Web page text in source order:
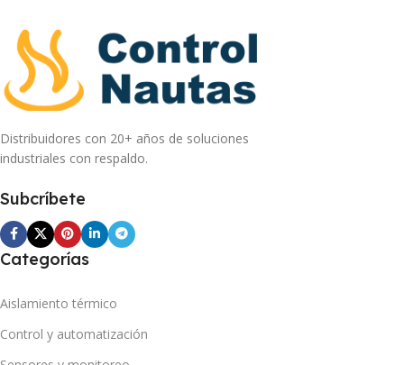
Distribuidores con 20+ años de soluciones
industriales con respaldo.
Subcríbete
Categorías
Aislamiento térmico
Control y automatización